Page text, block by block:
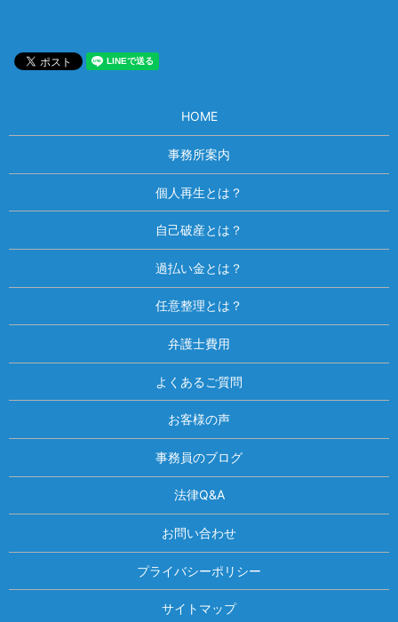
HOME
事務所案内
個人再生とは？
自己破産とは？
過払い金とは？
任意整理とは？
弁護士費用
よくあるご質問
お客様の声
事務員のブログ
法律Q&A
お問い合わせ
プライバシーポリシー
サイトマップ